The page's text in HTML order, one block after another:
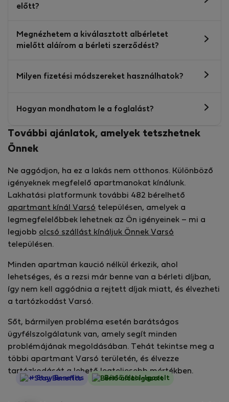
előtt?
Megnézhetem a kiválasztott albérletet
mielőtt aláírom a bérleti szerződést?
Milyen fizetési módszereket használhatok?
Hogyan mondhatom le a foglalást?
További ajánlatok, amelyek tetszhetnek
Önnek
Ne aggódjon, ha ez a lakás nem otthonos. Különböző
igényeknek megfelelő apartmanokat kínálunk.
Lakhatási platformunk további 482 bérelhető
apartmant kínál Varsó településen, amelyek a
legmegfelelőbbek lehetnek az Ön igényeinek – mi a
legjobb olcsó szállást kínáljuk Önnek Varsó
településen.
Minden apartman kaució nélkül érkezik, ahol
lehetséges, és a rezsi már benne van a bérleti díjban,
így nem kell aggódnia a rejtett díjak miatt, és élvezheti
a tartózkodást Varsó.
Sőt, bármilyen probléma esetén barátságos
ügyfélszolgálatunk van, amely segít minden
problémájának megoldásában. Tehát tekintse meg a
többi apartmant Varsó területén, és élvezze
tartózkodását a lehető legteljesebb mértékben.
StayProtection
+ Stay Benefits Bérlő által-Igazolt